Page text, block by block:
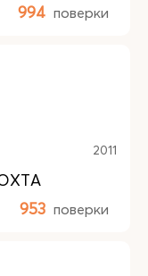
994 поверки
2011
953 поверки